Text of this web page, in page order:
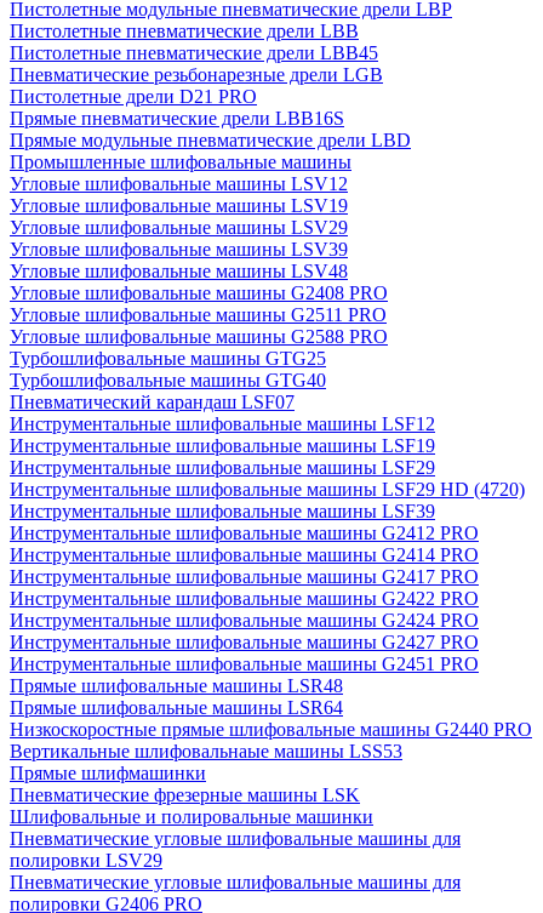
Пистолетные модульные пневматические дрели LBP
Пистолетные пневматические дрели LBB
Пистолетные пневматические дрели LBB45
Пневматические резьбонарезные дрели LGB
Пистолетные дрели D21 PRO
Прямые пневматические дрели LBB16S
Прямые модульные пневматические дрели LBD
Промышленные шлифовальные машины
Угловые шлифовальные машины LSV12
Угловые шлифовальные машины LSV19
Угловые шлифовальные машины LSV29
Угловые шлифовальные машины LSV39
Угловые шлифовальные машины LSV48
Угловые шлифовальные машины G2408 PRO
Угловые шлифовальные машины G2511 PRO
Угловые шлифовальные машины G2588 PRO
Турбошлифовальные машины GTG25
Турбошлифовальные машины GTG40
Пневматический карандаш LSF07
Инструментальные шлифовальные машины LSF12
Инструментальные шлифовальные машины LSF19
Инструментальные шлифовальные машины LSF29
Инструментальные шлифовальные машины LSF29 HD (4720)
Инструментальные шлифовальные машины LSF39
Инструментальные шлифовальные машины G2412 PRO
Инструментальные шлифовальные машины G2414 PRO
Инструментальные шлифовальные машины G2417 PRO
Инструментальные шлифовальные машины G2422 PRO
Инструментальные шлифовальные машины G2424 PRO
Инструментальные шлифовальные машины G2427 PRO
Инструментальные шлифовальные машины G2451 PRO
Прямые шлифовальные машины LSR48
Прямые шлифовальные машины LSR64
Низкоскоростные прямые шлифовальные машины G2440 PRO
Вертикальные шлифовальнаые машины LSS53
Прямые шлифмашинки
Пневматические фрезерные машины LSK
Шлифовальные и полировальные машинки
Пневматические угловые шлифовальные машины для
полировки LSV29
Пневматические угловые шлифовальные машины для
полировки G2406 PRO